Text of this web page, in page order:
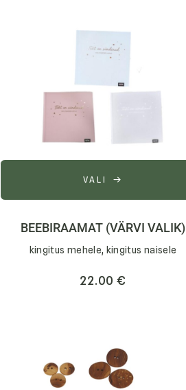
VALI
BEEBIRAAMAT (VÄRVI VALIK)
kingitus mehele, kingitus naisele
22.00 €